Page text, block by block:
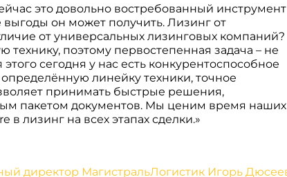
это довольно востребованный инструмент
он может получить. Лизинг от
от универсальных лизинговых компаний?
поэтому первостепенная задача – не
сегодня у нас есть конкурентоспособное
линейку техники, точное
принимать быстрые решения,
пакетом документов. Мы ценим время наших
лизинг на всех этапах сделки.»